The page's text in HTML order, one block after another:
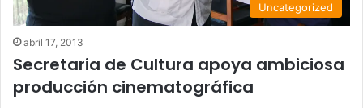
Uncategorized
abril 17, 2013
Secretaria de Cultura apoya ambiciosa
producción cinematográfica